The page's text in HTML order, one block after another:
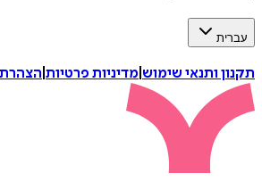
עברית
תקנון ותנאי שימוש מדיניות פרטיות